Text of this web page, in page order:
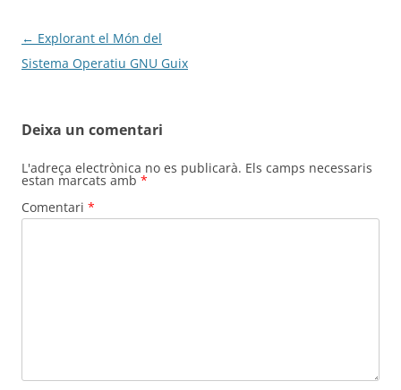
Navegació
per
← Explorant el Món del
Sistema Operatiu GNU Guix
Deixa un comentari
L'adreça electrònica no es publicarà. Els camps necessaris
estan marcats amb *
Comentari *